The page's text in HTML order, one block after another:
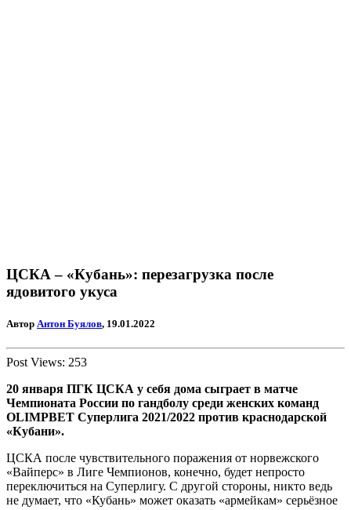
ЦСКА – «Кубань»: перезагрузка после
ядовитого укуса
Автор Антон Буялов, 19.01.2022
Post Views: 253
20 января ПГК ЦСКА у себя дома сыграет в матче
Чемпионата России по гандболу среди женских команд
OLIMPBET Суперлига 2021/2022 против краснодарской
«Кубани».
ЦСКА после чувствительного поражения от норвежского
«Вайперс» в Лиге Чемпионов, конечно, будет непросто
переключиться на Суперлигу. С другой стороны, никто ведь
не думает, что «Кубань» может оказать «армейкам» серьёзное